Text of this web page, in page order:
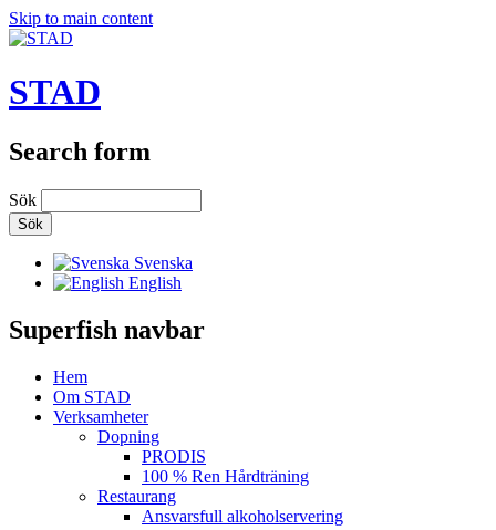
Skip to main content
STAD
Search form
Sök
Svenska
English
Superfish navbar
Hem
Om STAD
Verksamheter
Dopning
PRODIS
100 % Ren Hårdträning
Restaurang
Ansvarsfull alkoholservering